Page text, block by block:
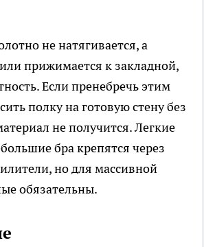
не натягивается, а
прижимается к закладной,
Если пренебречь этим
полку на готовую стену без
не получится. Легкие
бра крепятся через
но для массивной
обязательны.